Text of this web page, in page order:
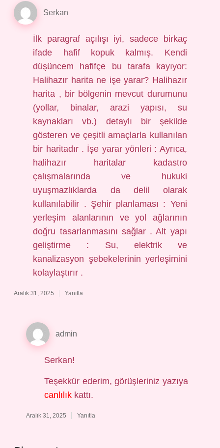
Serkan
İlk paragraf açılışı iyi, sadece birkaç
ifade hafif kopuk kalmış. Kendi
düşüncem hafifçe bu tarafa kayıyor:
Halihazır harita ne işe yarar? Halihazır
harita , bir bölgenin mevcut durumunu
(yollar, binalar, arazi yapısı, su
kaynakları vb.) detaylı bir şekilde
gösteren ve çeşitli amaçlarla kullanılan
bir haritadır . İşe yarar yönleri : Ayrıca,
halihazır haritalar kadastro
çalışmalarında ve hukuki
uyuşmazlıklarda da delil olarak
kullanılabilir . Şehir planlaması : Yeni
yerleşim alanlarının ve yol ağlarının
doğru tasarlanmasını sağlar . Alt yapı
geliştirme : Su, elektrik ve
kanalizasyon şebekelerinin yerleşimini
kolaylaştırır .
Aralık 31, 2025 Yanıtla
admin
Serkan!
Teşekkür ederim, görüşleriniz yazıya
canlılıkkattı.
Aralık 31, 2025 Yanıtla